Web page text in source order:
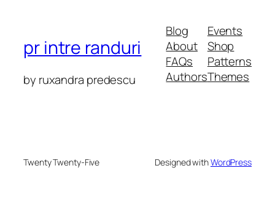
pr intre randuri
by ruxandra predescu
Blog
About
FAQs
Authors
Events
Shop
Patterns
Themes
Twenty Twenty-Five Designed withWordPress